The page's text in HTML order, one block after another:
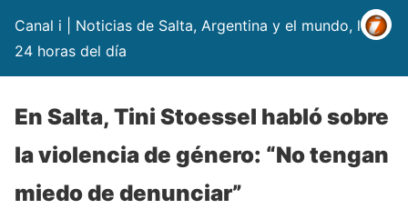
Canal i | Noticias de Salta, Argentina y el mundo, las
24 horas del día
En Salta, Tini Stoessel habló sobre
la violencia de género: “No tengan
miedo de denunciar”